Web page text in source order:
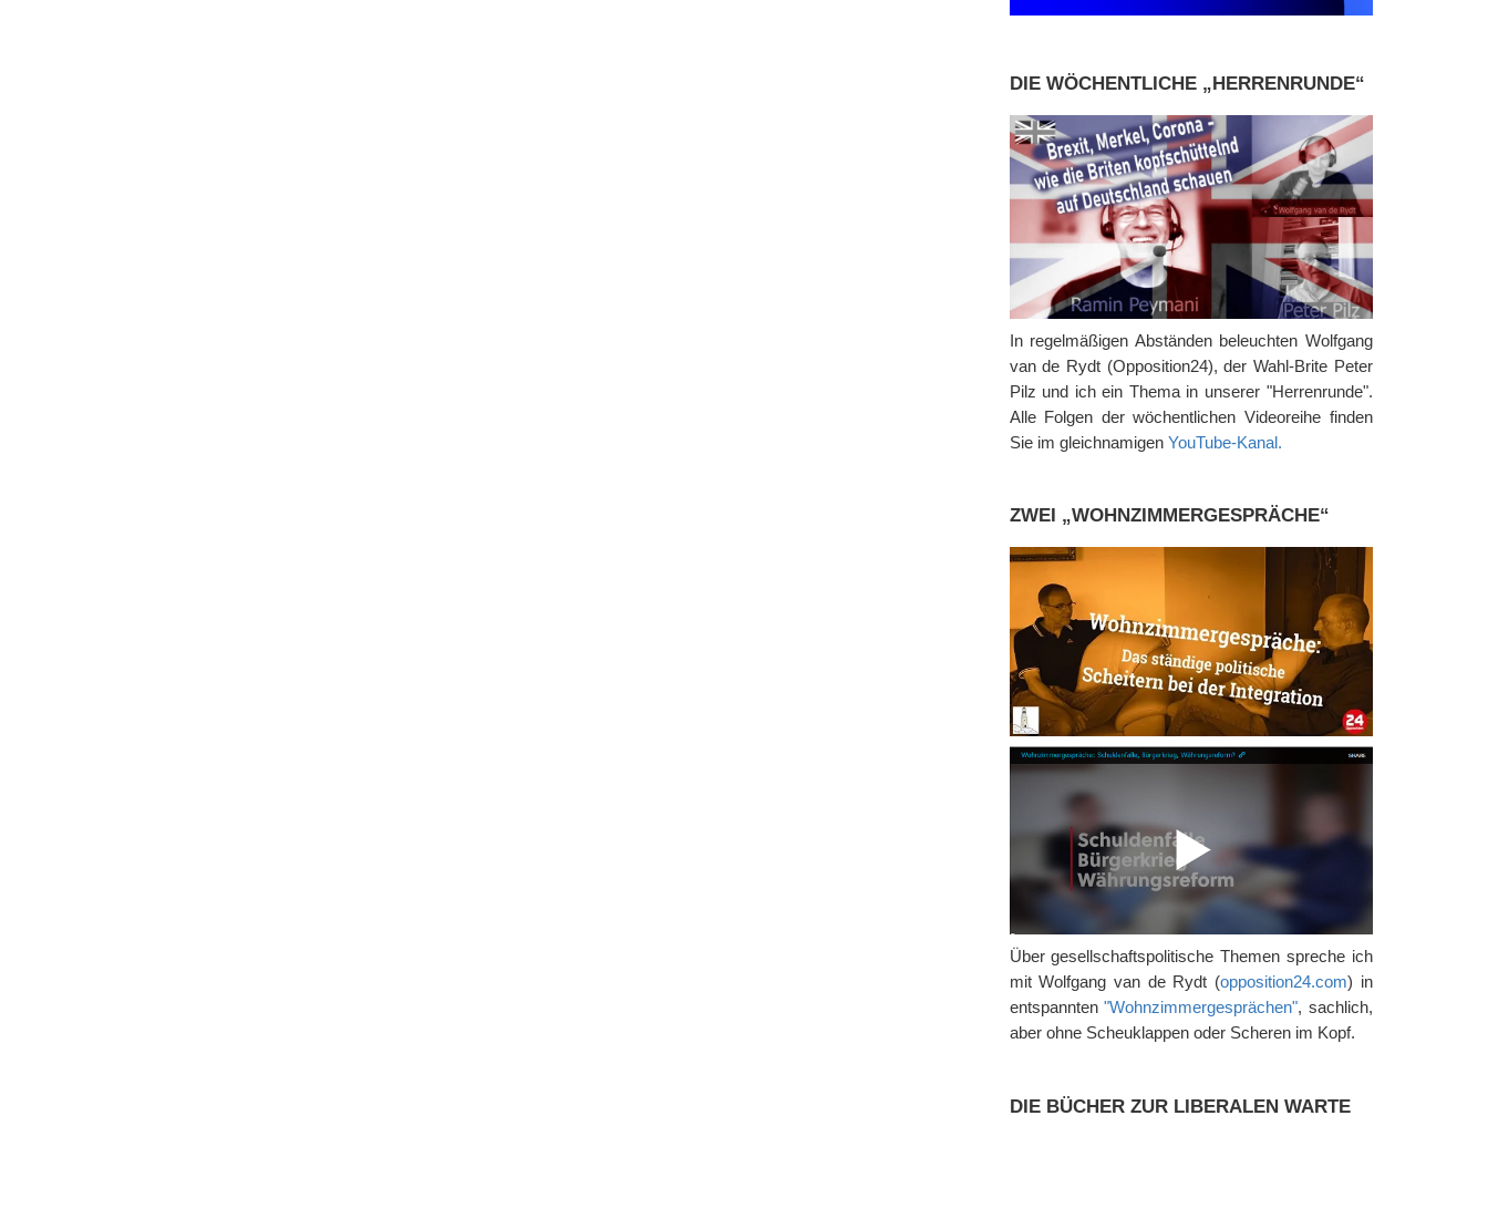
DIE WÖCHENTLICHE „HERRENRUNDE“
In regelmäßigen Abständen beleuchten Wolfgang
van de Rydt (Opposition24), der Wahl-Brite Peter
Pilz und ich ein Thema in unserer "Herrenrunde".
Alle Folgen der wöchentlichen Videoreihe finden
Sie im gleichnamigen YouTube-Kanal.
ZWEI „WOHNZIMMERGESPRÄCHE“
Über gesellschaftspolitische Themen spreche ich
mit Wolfgang van de Rydt (opposition24.com) in
entspannten"Wohnzimmergesprächen", sachlich,
aber ohne Scheuklappen oder Scheren im Kopf.
DIE BÜCHER ZUR LIBERALEN WARTE